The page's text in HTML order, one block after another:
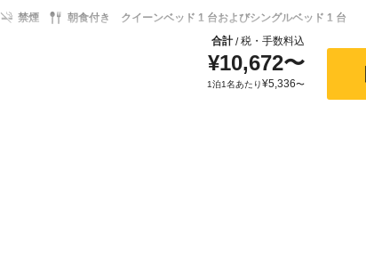
禁煙 朝食付き
クイーンベッド 1 台およびシングルベッド 1 台
合計/税・手数料込
¥10,672〜
1泊1名あたり¥5,336〜